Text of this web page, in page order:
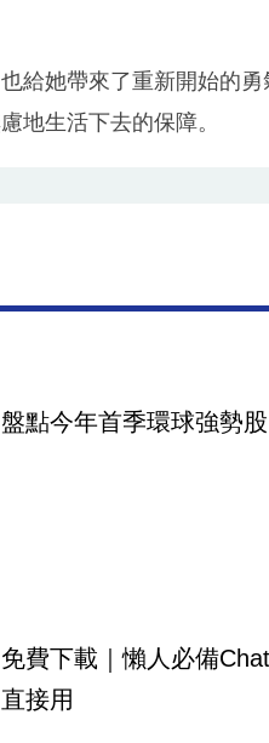
給她帶來了重新開始的
地生活下去的保障。
盤點今年首季環球強勢
免費下載｜懶人必備
直接用